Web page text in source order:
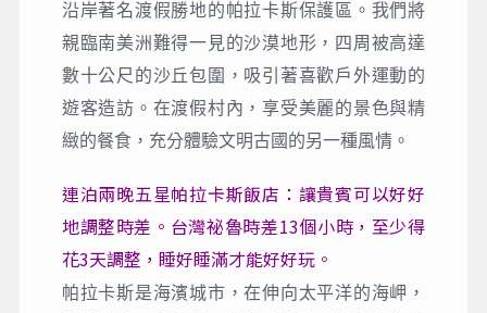
沿岸著名渡假勝地的帕拉卡斯保護區。我們將
親臨南美洲難得一見的沙漠地形，四周被高達
數十公尺的沙丘包圍，吸引著喜歡戶外運動的
遊客造訪。在渡假村內，享受美麗的景色與精
緻的餐食，充分體驗文明古國的另一種風情。
連泊兩晚五星帕拉卡斯飯店：讓貴賓可以好好
地調整時差。台灣祕魯時差13個小時，至少得
花3天調整，睡好睡滿才能好好玩。
帕拉卡斯是海濱城市，在伸向太平洋的海岬，